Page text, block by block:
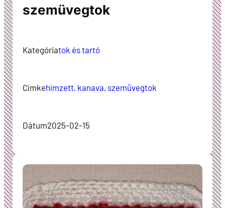
szemüvegtok
Kategóriatok és tartó
Címkehímzett, kanava, szemüvegtok
Dátum2025-02-15